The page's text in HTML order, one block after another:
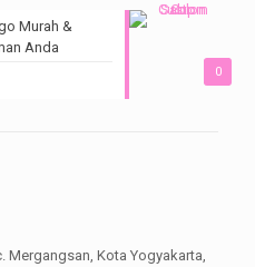
0
Murah &
Anda
Mergangsan, Kota Yogyakarta,